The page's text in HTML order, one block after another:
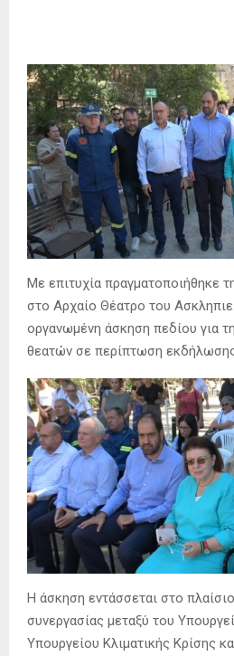
Με επιτυχία πραγματοποιήθηκε
στο Αρχαίο Θέατρο του
οργανωμένη άσκηση πεδίου για
θεατών σε περίπτωση εκδήλωσης
Η άσκηση εντάσσεται στο
συνεργασίας μεταξύ του
Υπουργείου Κλιματικής Κρίσης